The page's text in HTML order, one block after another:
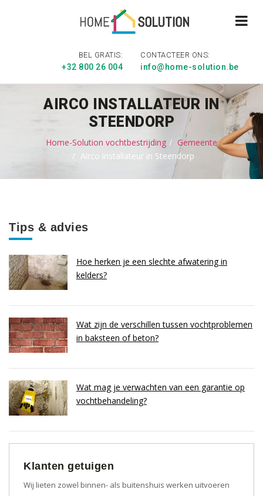
BEL GRATIS:
+32 800 26 004
CONTACTEER ONS:
info@home-solution.be
AIRCO INSTALLATEUR IN
STEENDORP
Home-Solution vochtbestrijding
Gemeente
Airco installateur in Steendorp
Tips & advies
Hoe herken je een slechte afwatering in
kelders?
Wat zijn de verschillen tussen vochtproblemen
in baksteen of beton?
Wat mag je verwachten van een garantie op
vochtbehandeling?
Klanten getuigen
Wij lieten zowel binnen- als buitenshuis werken uitvoeren